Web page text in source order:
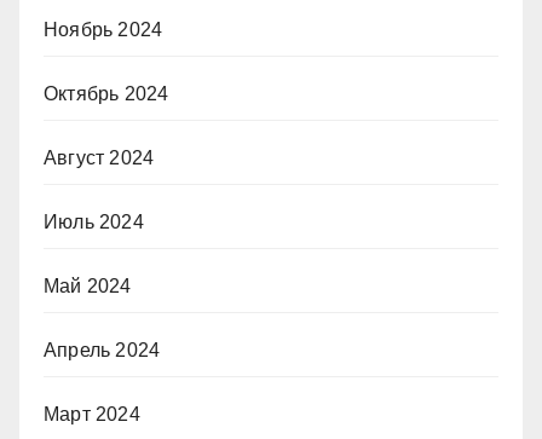
Ноябрь 2024
Октябрь 2024
Август 2024
Июль 2024
Май 2024
Апрель 2024
Март 2024